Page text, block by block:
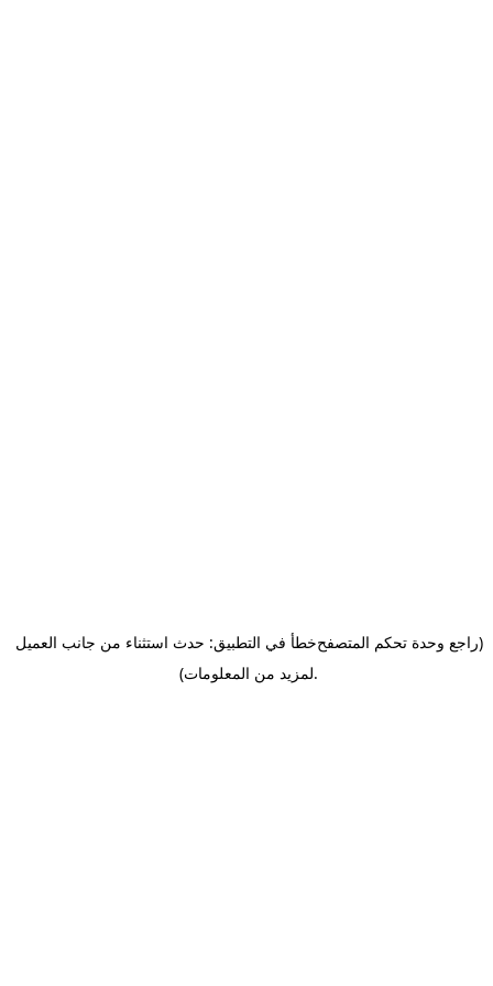
خطأ في التطبيق: حدث استثناء من جانب العميل(راجع وحدة تحكم المتصفح
لمزيد من المعلومات).